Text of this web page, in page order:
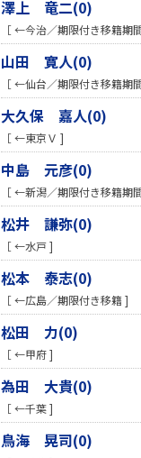
澤上 竜二(0)
［ ←今治／期限付き移籍期
山田 寛人(0)
［ ←仙台／期限付き移籍期
大久保 嘉人(0)
［ ←東京Ｖ ]
中島 元彦(0)
［ ←新潟／期限付き移籍期
松井 謙弥(0)
［ ←水戸 ]
松本 泰志(0)
［ ←広島／期限付き移籍 ]
松田 力(0)
［ ←甲府 ]
為田 大貴(0)
［ ←千葉 ]
鳥海 晃司(0)